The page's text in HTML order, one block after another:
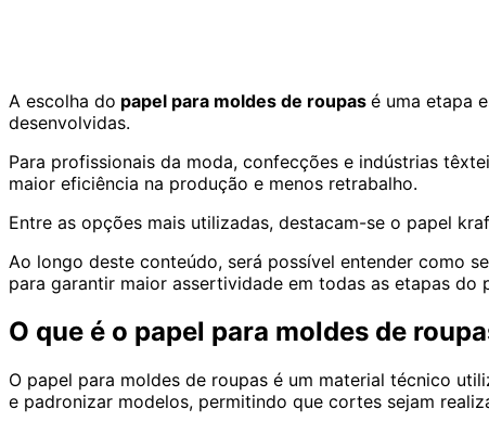
A escolha do papel para moldes de roupas é uma etapa
desenvolvidas.
Para profissionais da moda, confecções e indústrias
maior eficiência na produção e menos retrabalho.
Entre as opções mais utilizadas, destacam-se o papel
Ao longo deste conteúdo, será possível entender como
para garantir maior assertividade em todas as etapas do
O que é o papel para moldes de
O papel para moldes de roupas é um material técnico
e padronizar modelos, permitindo que cortes sejam